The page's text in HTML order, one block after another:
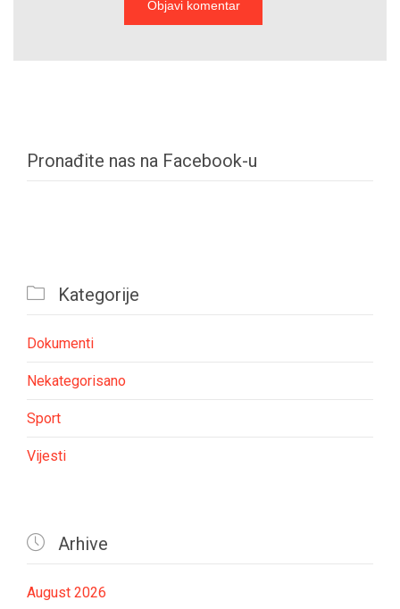
Pronađite nas na Facebook-u
 Kategorije
Dokumenti
Nekategorisano
Sport
Vijesti
 Arhive
August 2026